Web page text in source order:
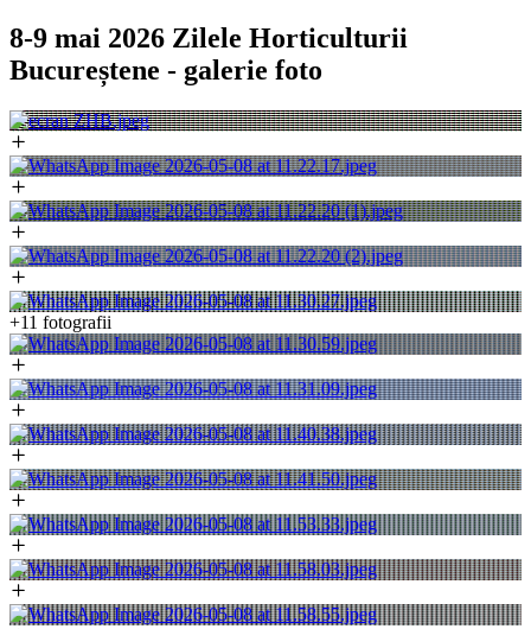
8-9 mai 2026 Zilele Horticulturii
Bucureștene - galerie foto
+11 fotografii